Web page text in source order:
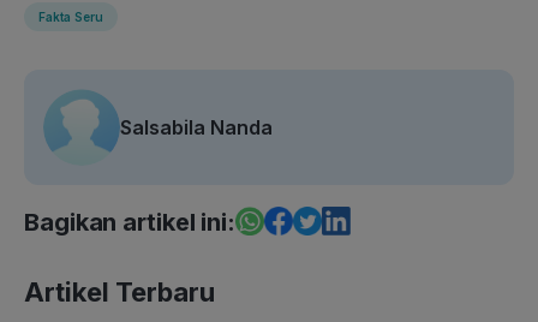
Fakta Seru
Salsabila Nanda
Bagikan artikel ini:
Artikel Terbaru